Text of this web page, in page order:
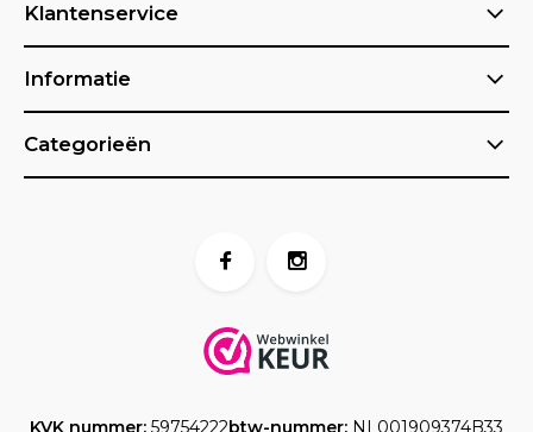
Klantenservice
Informatie
Categorieën
KVK nummer: 59754222btw-nummer: NL001909374B33